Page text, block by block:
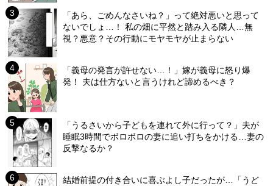
「あら、ごめんなさいね？」って絶対悪いと思って
ないでしょ…！ 私の畑に平然と踏み入る隣人…無
視？悪意？その行動にモヤモヤが止まらない
「義母の発言が許せない…！」嫁が義母に怒り爆
発！ 夫は仕方ないと言うけれど諦めるべき？
「うるさいから子どもを連れて外に行って？」夫が
睡眠3時間でボロボロの妻に追い打ちをかける…妻の
反撃なるか？
結婚前提の付き合いに喜ぶよし子だったが…「うど